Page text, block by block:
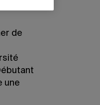
de
une